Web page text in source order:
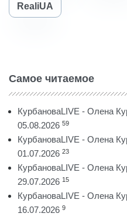
RealiUA
Самое читаемое
КурбановаLIVE - Олена
05.08.2026 59
КурбановаLIVE - Олена
01.07.2026 23
КурбановаLIVE - Олена
29.07.2026 15
КурбановаLIVE - Олена
16.07.2026 9